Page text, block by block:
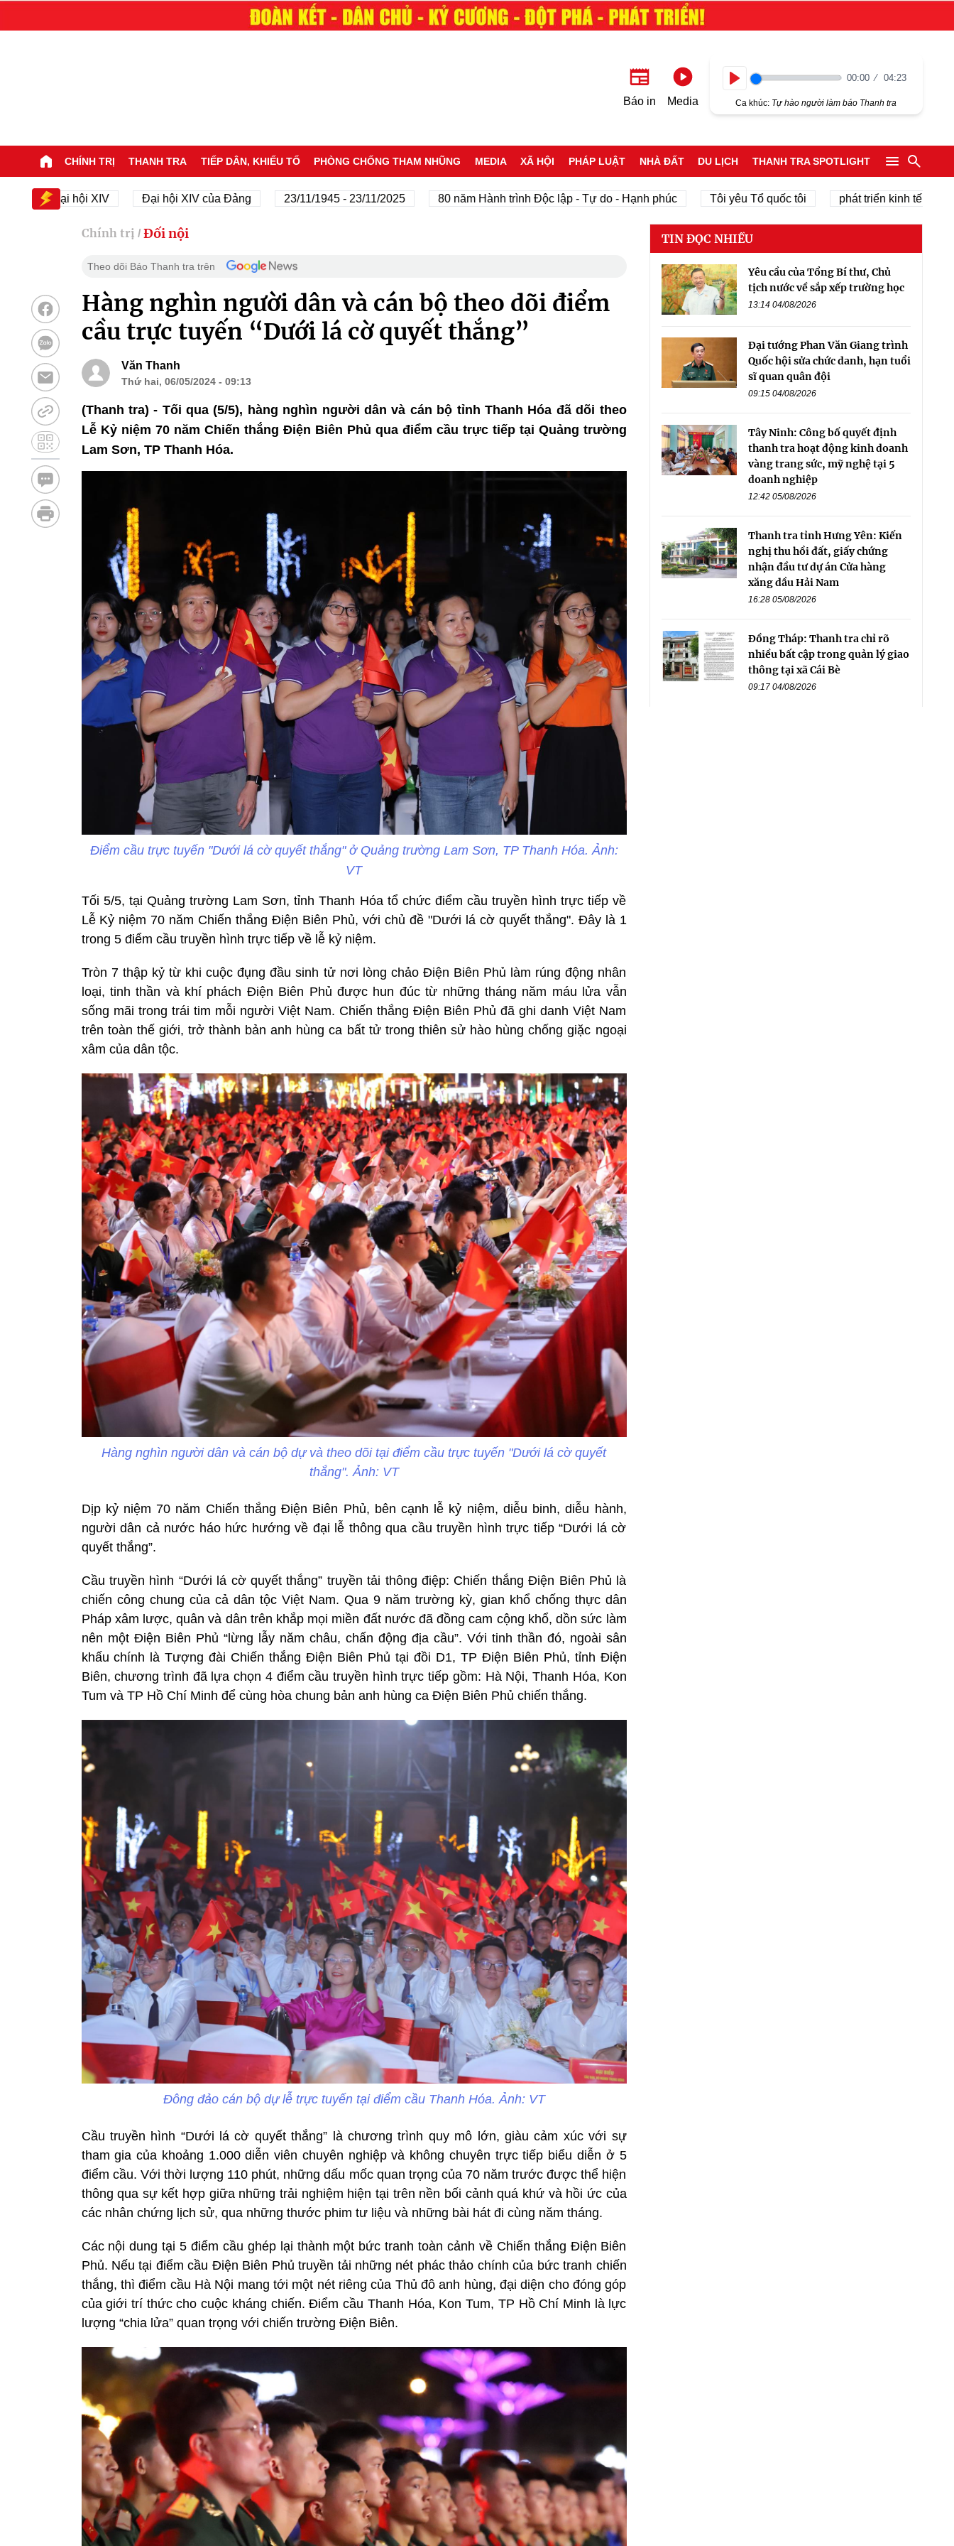
Báo in Media
00:00 04:23
Ca khúc: Tự hào người làm báo Thanh tra
CHÍNH TRỊ THANH TRA TIẾP DÂN, KHIẾU TỐ PHÒNG CHỐNG THAM NHŨNG MEDIA XÃ HỘI PHÁP LUẬT NHÀ ĐẤT DU LỊCH THANH TRA SPOTLIGHT
Đại hội XIV Đại hội XIV của Đảng 23/11/1945 - 23/11/2025 80 năm Hành trình Độc lập - Tự do - Hạnh phúc Tôi yêu Tổ quốc tôi phát triển kinh tế tư nhân
Chính trị / Đối nội
Theo dõi Báo Thanh tra trên
Hàng nghìn người dân và cán bộ theo dõi điểm
cầu trực tuyến “Dưới lá cờ quyết thắng”
Văn Thanh
Thứ hai, 06/05/2024 - 09:13
(Thanh tra) - Tối qua (5/5), hàng nghìn người dân và cán bộ tỉnh Thanh Hóa đã dõi theo
Lễ Kỷ niệm 70 năm Chiến thắng Điện Biên Phủ qua điểm cầu trực tiếp tại Quảng trường
Lam Sơn, TP Thanh Hóa.
Điểm cầu trực tuyến "Dưới lá cờ quyết thắng" ở Quảng trường Lam Sơn, TP Thanh Hóa. Ảnh:
VT
Tối 5/5, tại Quảng trường Lam Sơn, tỉnh Thanh Hóa tổ chức điểm cầu truyền hình trực tiếp về
Lễ Kỷ niệm 70 năm Chiến thắng Điện Biên Phủ, với chủ đề "Dưới lá cờ quyết thắng". Đây là 1
trong 5 điểm cầu truyền hình trực tiếp về lễ kỷ niệm.
Tròn 7 thập kỷ từ khi cuộc đụng đầu sinh tử nơi lòng chảo Điện Biên Phủ làm rúng động nhân
loại, tinh thần và khí phách Điện Biên Phủ được hun đúc từ những tháng năm máu lửa vẫn
sống mãi trong trái tim mỗi người Việt Nam. Chiến thắng Điện Biên Phủ đã ghi danh Việt Nam
trên toàn thế giới, trở thành bản anh hùng ca bất tử trong thiên sử hào hùng chống giặc ngoại
xâm của dân tộc.
Hàng nghìn người dân và cán bộ dự và theo dõi tại điểm cầu trực tuyến "Dưới lá cờ quyết
thắng". Ảnh: VT
Dịp kỷ niệm 70 năm Chiến thắng Điện Biên Phủ, bên cạnh lễ kỷ niệm, diễu binh, diễu hành,
người dân cả nước háo hức hướng về đại lễ thông qua cầu truyền hình trực tiếp “Dưới lá cờ
quyết thắng”.
Cầu truyền hình “Dưới lá cờ quyết thắng” truyền tải thông điệp: Chiến thắng Điện Biên Phủ là
chiến công chung của cả dân tộc Việt Nam. Qua 9 năm trường kỳ, gian khổ chống thực dân
Pháp xâm lược, quân và dân trên khắp mọi miền đất nước đã đồng cam cộng khổ, dồn sức làm
nên một Điện Biên Phủ “lừng lẫy năm châu, chấn động địa cầu”. Với tinh thần đó, ngoài sân
khấu chính là Tượng đài Chiến thắng Điện Biên Phủ tại đồi D1, TP Điện Biên Phủ, tỉnh Điện
Biên, chương trình đã lựa chọn 4 điểm cầu truyền hình trực tiếp gồm: Hà Nội, Thanh Hóa, Kon
Tum và TP Hồ Chí Minh để cùng hòa chung bản anh hùng ca Điện Biên Phủ chiến thắng.
Đông đảo cán bộ dự lễ trực tuyến tại điểm cầu Thanh Hóa. Ảnh: VT
Cầu truyền hình “Dưới lá cờ quyết thắng” là chương trình quy mô lớn, giàu cảm xúc với sự
tham gia của khoảng 1.000 diễn viên chuyên nghiệp và không chuyên trực tiếp biểu diễn ở 5
điểm cầu. Với thời lượng 110 phút, những dấu mốc quan trọng của 70 năm trước được thể hiện
thông qua sự kết hợp giữa những trải nghiệm hiện tại trên nền bối cảnh quá khứ và hồi ức của
các nhân chứng lịch sử, qua những thước phim tư liệu và những bài hát đi cùng năm tháng.
Các nội dung tại 5 điểm cầu ghép lại thành một bức tranh toàn cảnh về Chiến thắng Điện Biên
Phủ. Nếu tại điểm cầu Điện Biên Phủ truyền tải những nét phác thảo chính của bức tranh chiến
thắng, thì điểm cầu Hà Nội mang tới một nét riêng của Thủ đô anh hùng, đại diện cho đóng góp
của giới trí thức cho cuộc kháng chiến. Điểm cầu Thanh Hóa, Kon Tum, TP Hồ Chí Minh là lực
lượng “chia lửa” quan trọng với chiến trường Điện Biên.
TIN ĐỌC NHIỀU
Yêu cầu của Tổng Bí thư, Chủ
tịch nước về sắp xếp trường học
13:14 04/08/2026
Đại tướng Phan Văn Giang trình
Quốc hội sửa chức danh, hạn tuổi
sĩ quan quân đội
09:15 04/08/2026
Tây Ninh: Công bố quyết định
thanh tra hoạt động kinh doanh
vàng trang sức, mỹ nghệ tại 5
doanh nghiệp
12:42 05/08/2026
Thanh tra tỉnh Hưng Yên: Kiến
nghị thu hồi đất, giấy chứng
nhận đầu tư dự án Cửa hàng
xăng dầu Hải Nam
16:28 05/08/2026
Đồng Tháp: Thanh tra chỉ rõ
nhiều bất cập trong quản lý giao
thông tại xã Cái Bè
09:17 04/08/2026